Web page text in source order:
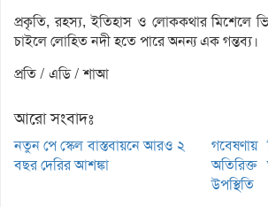
প্রকৃতি, রহস্য, ইতিহাস ও লোককথার মিশেলে
চাইলে লোহিত নদী হতে পারে অনন্য এক গন্তব্য।
প্রতি / এডি / শাআ
আরো সংবাদঃ
নতুন পে স্কেল বাস্তবায়নে আরও ২
বছর দেরির আশঙ্কা
গবেষণায়
অতিরিক্ত
উপস্থিতি